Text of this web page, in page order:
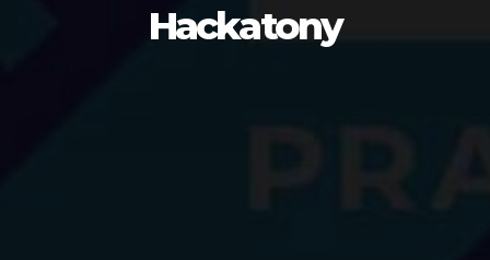
Hackatony